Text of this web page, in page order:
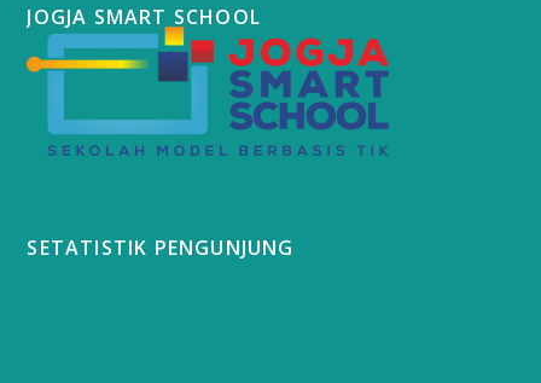
JOGJA SMART SCHOOL
SETATISTIK PENGUNJUNG